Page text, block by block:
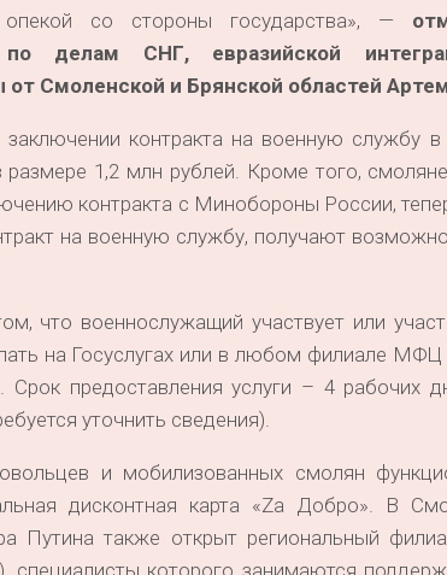
со стороны государства», —
по делам СНГ, евразийской
Смоленской и Брянской областей
контракта на военную службу
размере 1,2 млн рублей. Кроме того,
контракта с Минобороны России,
на военную службу, получают
что военнослужащий участвует или
на Госуслугах или в любом филиале
предоставления услуги – 4 рабочих
уточнить сведения).
и мобилизованных смолян
дисконтная карта «Zа Добро». В
Путина также открыт региональный
специалисты которого занимаются